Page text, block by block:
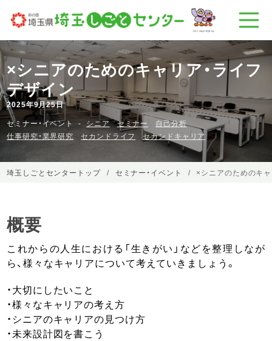
×シニアのためのキャリア・ライフ
デザイン
2025年9月25日
セミナー・イベント
シニア セミナー
自己分析
仕事研究・業界研究
セカンドライフ セカンドキャリア
埼玉しごとセンタートップ セミナー・イベント ×シニアのためのキ
概要
これからの人生における「生きがい」などを整理しなが
ら、様々なキャリアについて考えていきましょう。
・大切にしたいこと
・様々なキャリアの考え方
・シニアのキャリアの見つけ方
・未来設計図を書こう